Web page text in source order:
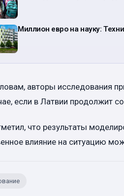
Миллион евро на науку:
авторы исследования
если в Латвии продолжит
что результаты
влияние на ситуацию